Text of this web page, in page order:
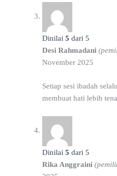
Dinilai 5 dari 5
Desi Rahmadani
November 2025
Setiap sesi ibadah
membuat hati lebih
Dinilai 5 dari 5
Rika Anggraini